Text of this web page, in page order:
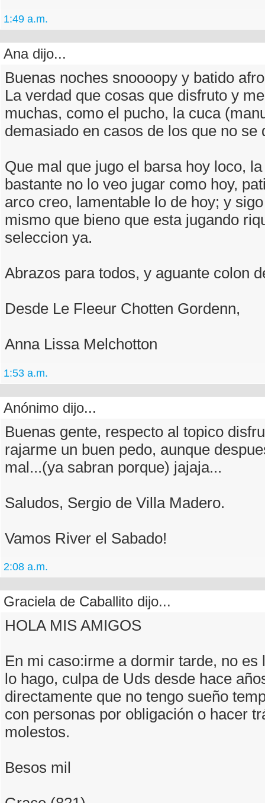
1:49 a.m.
Ana dijo...
Buenas noches snoooopy y batido
La verdad que cosas que disfruto y
muchas, como el pucho, la cuca
demasiado en casos de los que no se
Que mal que jugo el barsa hoy loco,
bastante no lo veo jugar como hoy,
arco creo, lamentable lo de hoy; y
mismo que bieno que esta jugando
seleccion ya.
Abrazos para todos, y aguante colon
Desde Le Fleeur Chotten Gordenn,
Anna Lissa Melchotton
1:53 a.m.
Anónimo dijo...
Buenas gente, respecto al topico
rajarme un buen pedo, aunque
mal...(ya sabran porque) jajaja...
Saludos, Sergio de Villa Madero.
Vamos River el Sabado!
2:08 a.m.
Graciela de Caballito dijo...
HOLA MIS AMIGOS
En mi caso:irme a dormir tarde, no es
lo hago, culpa de Uds desde hace
directamente que no tengo sueño
con personas por obligación o hacer
molestos.
Besos mil